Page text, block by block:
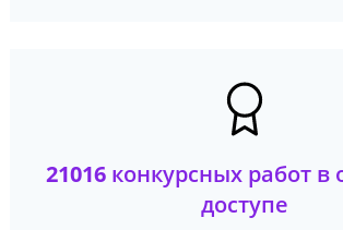
21016 конкурсных работ в
доступе